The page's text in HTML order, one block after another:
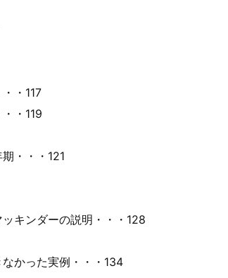
・117
・119
・・・121
キンダーの説明・・・128
かった実例・・・134